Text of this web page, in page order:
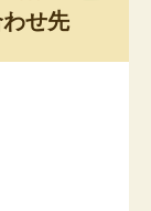
せ先